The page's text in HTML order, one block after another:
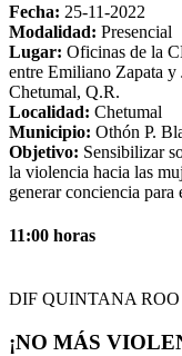
Fecha: 25-11-2022
Modalidad: Presencial
Lugar: Oficinas de la
entre Emiliano Zapata
Chetumal, Q.R.
Localidad: Chetumal
Municipio: Othón P.
Objetivo: Sensibilizar
la violencia hacia las
generar conciencia para
11:00 horas
DIF QUINTANA ROO
¡NO MÁS